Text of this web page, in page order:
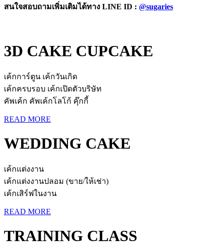
สนใจสอบถามเพิ่มเติมได้ทาง LINE ID : @sugaries
3D CAKE CUPCAKE
เค้กการ์ตูน เค้กวันเกิด
เค้กครบรอบ เค้กเปิดตัวบริษัท
คัพเค้ก คัพเค้กโลโก้ คุ๊กกี้
READ MORE
WEDDING CAKE
เค้กแต่งงาน
เค้กแต่งงานปลอม (ขาย/ให้เช่า)
เค้กเสิร์ฟในงาน
READ MORE
TRAINING CLASS